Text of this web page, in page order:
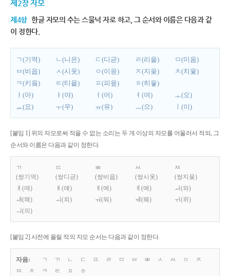
제2장 자모
제4항 한글 자모의 수는 스물넉 자로 하고, 그 순서와 이름은 다음과 같
이 정한다.
ㄱ(기역) ㄴ(니은) ㄷ(디귿) ㄹ(리을)
ㅁ(미음)
ㅂ(비읍)
ㅅ(시옷) ㅇ(이응) ㅈ(지읒)
ㅊ(치읓)
ㅋ(키읔)
ㅌ(티읕) ㅍ(피읖)
ㅎ(히읗)
ㅏ(아)
ㅑ(야) ㅓ(어) ㅕ(여)
ㅗ(오)
ㅛ(요)
ㅜ(우) ㅠ(유) ㅡ(으) ㅣ(이)
[붙임 1] 위의 자모로써 적을 수 없는 소리는 두 개 이상의 자모를 어울러서 적되, 그
순서와 이름은 다음과 같이 정한다.
ㄲ
(쌍기역)
ㄸ
(쌍디귿)
ㅃ
(쌍비읍)
ㅆ
(쌍시옷)
ㅉ
(쌍지읒)
ㅐ(애)
ㅒ(얘) ㅔ(에) ㅖ(예)
ㅘ(와)
ㅙ(왜)
ㅚ(외) ㅝ(워) ㅞ(웨)
ㅟ(위)
ㅢ(의)
[붙임 2] 사전에 올릴 적의 자모 순서는 다음과 같이 정한다.
자음: ㄱ ㄲ ㄴ ㄷ ㄸ ㄹ ㅁ ㅂ ㅃ ㅅ ㅆ ㅇ
ㅈ
ㅉ
ㅊ ㅋ ㅌ ㅍ
ㅎ